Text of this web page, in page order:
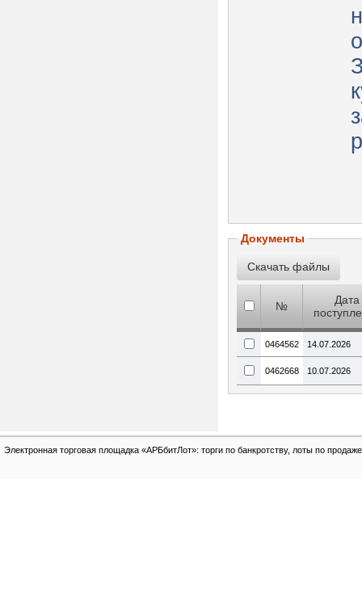
Документы
№
Дата
0464562 14.07.2026
0462668 10.07.2026
Электронная торговая площадка «АРБбитЛот»: торги по банкротству, лоты по